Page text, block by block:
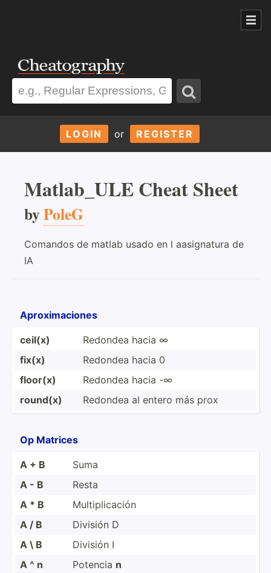
LOGIN or REGISTER
Matlab_ULE Cheat Sheet
byPoleG
Comandos de matlab usado en l aasignatura de
IA
Aproxi­mac­iones
ceil(x)
Redondea hacia ∞
fix(x)
Redondea hacia 0
floor(x)
Redondea hacia -∞
round(x)
Redondea al entero más prox
Op Matrices
A + B
Suma
A - B
Resta
A * B
Multip­lic­ación
A / B
División D
A \ B
División I
A ^ n
Potencia n